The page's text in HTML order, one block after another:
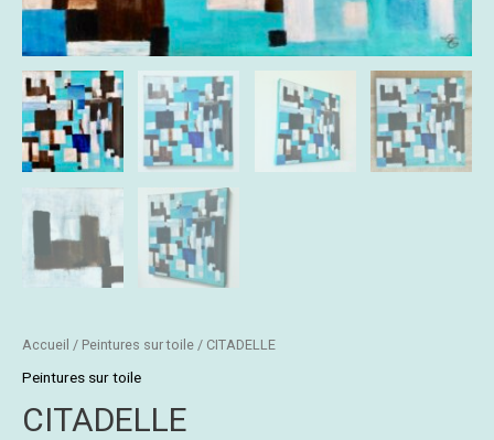
Accueil / Peintures sur toile / CITADELLE
Peintures sur toile
CITADELLE